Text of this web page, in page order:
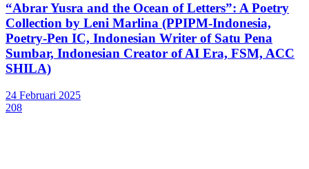
“Abrar Yusra and the Ocean of Letters”: A Poetry
Collection by Leni Marlina (PPIPM-Indonesia,
Poetry-Pen IC, Indonesian Writer of Satu Pena
Sumbar, Indonesian Creator of AI Era, FSM, ACC
SHILA)
24 Februari 2025
208